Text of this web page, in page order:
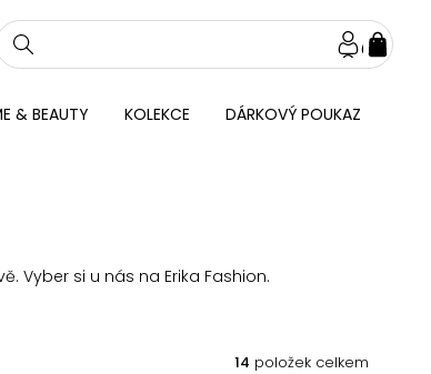
& BEAUTY KOLEKCE DÁRKOVÝ POUKAZ
Vyber si u nás na Erika Fashion.
14 položek celkem